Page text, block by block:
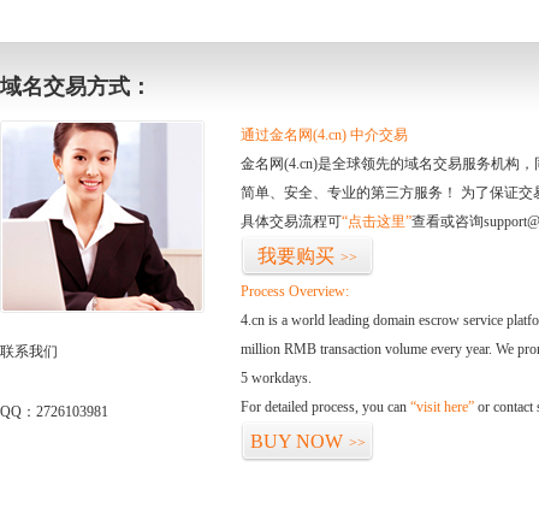
域名交易方式：
联系我们
QQ：2726103981
通过金名网(4.cn) 中介交易
金名网(4.cn)是全球领先的域名交易服务机构
简单、安全、专业的第三方服务！ 为了保证
具体交易流程可“点击这里”查看或咨询
我要购买 >>
Process Overview:
4.cn is a world leading domain escrow service
million RMB transaction volume every year. We
5 workdays.
For detailed process, you can “visit here” or contact
BUY NOW >>